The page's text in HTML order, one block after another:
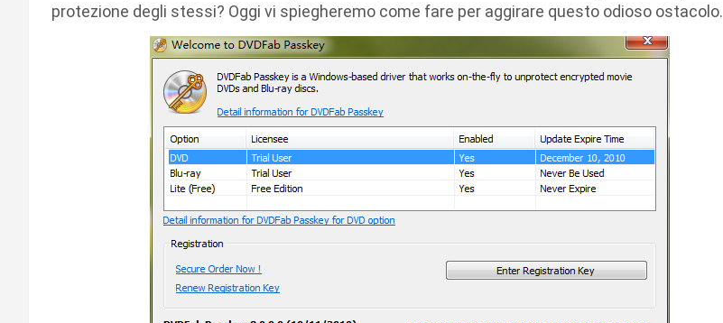
protezione degli stessi? Oggi vi spiegheremo come fare per aggirare questo odioso ostacolo.